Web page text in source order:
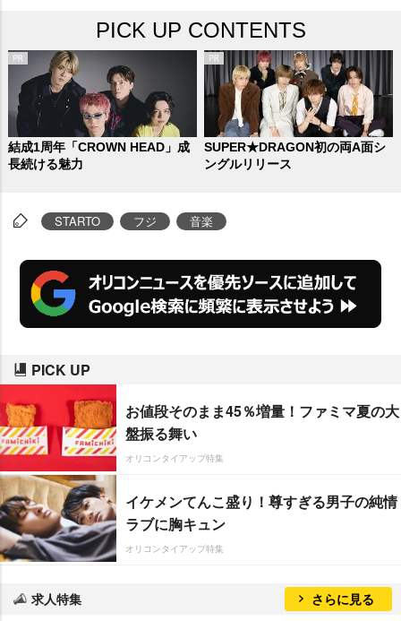
1弾、新たな参加番組が発表され
た。
PICK UP CONTENTS
結成1周年「CROWN HEAD」成
長続ける魅力
SUPER★DRAGON初の両A面シ
ングルリリース
STARTO フジ 音楽
PICK UP
お値段そのまま45％増量！ファミマ夏の大
盤振る舞い
オリコンタイアップ特集
イケメンてんこ盛り！尊すぎる男子の純情
ラブに胸キュン
オリコンタイアップ特集
求人特集 さらに見る